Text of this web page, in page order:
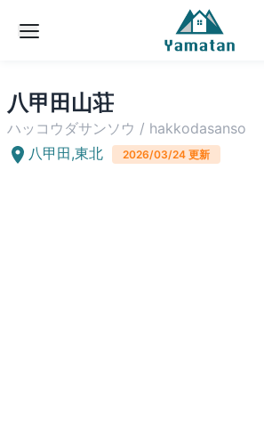
八甲田山荘
ハッコウダサンソウ / hakkodasanso
八甲田,東北 2026/03/24 更新